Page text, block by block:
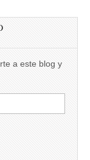
a este blog y